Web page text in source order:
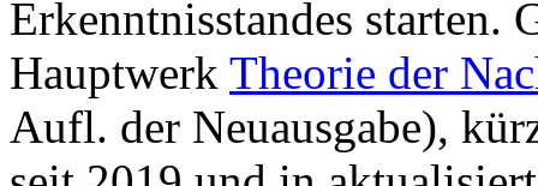
Erkenntnisstandes starten.
Hauptwerk Theorie der
Aufl. der Neuausgabe),